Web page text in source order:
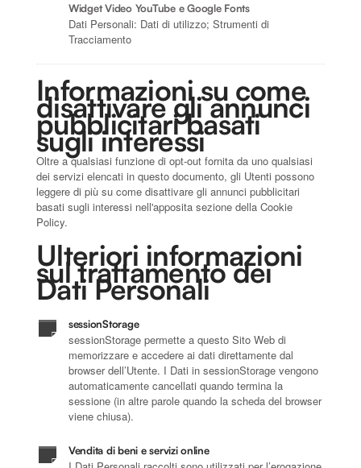
Widget Video YouTube e Google Fonts
Dati Personali: Dati di utilizzo; Strumenti di
Tracciamento
Informazioni su come
disattivare gli annunci
pubblicitari basati
sugli interessi
Oltre a qualsiasi funzione di opt-out fornita da uno qualsiasi
dei servizi elencati in questo documento, gli Utenti possono
leggere di più su come disattivare gli annunci pubblicitari
basati sugli interessi nell'apposita sezione della Cookie
Policy.
Ulteriori informazioni
sul trattamento dei
Dati Personali
sessionStorage
sessionStorage permette a questo Sito Web di
memorizzare e accedere ai dati direttamente dal
browser dell’Utente. I Dati in sessionStorage vengono
automaticamente cancellati quando termina la
sessione (in altre parole quando la scheda del browser
viene chiusa).
Vendita di beni e servizi online